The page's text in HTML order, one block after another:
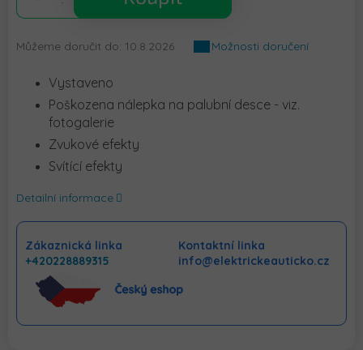
Můžeme doručit do: 10.8.2026 Možnosti doručení
Vystaveno
Poškozena nálepka na palubní desce - viz.
fotogalerie
Zvukové efekty
Svítící efekty
Detailní informace
Zákaznická linka
+420228889315
Kontaktní linka
info@elektrickeauticko.cz